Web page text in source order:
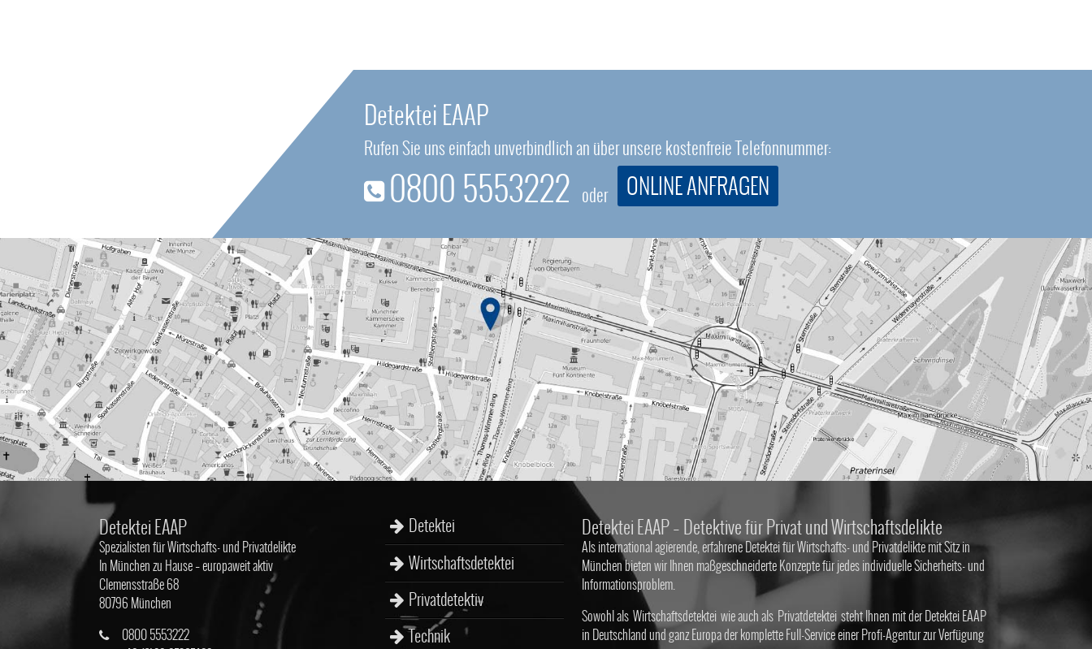
Detektei EAAP
Rufen Sie uns einfach unverbindlich an über unsere kostenfreie Telefonnummer:
0800 5553222 oder ONLINE ANFRAGEN
Detektei EAAP
Spezialisten für Wirtschafts- und Privatdelikte
In München zu Hause – europaweit aktiv
Clemensstraße 68
80796 München
0800 5553222
Detektei
Wirtschaftsdetektei
Privatdetektiv
Technik
Detektei EAAP – Detektive für Privat und Wirtschaftsdelikte
Als international agierende, erfahrene Detektei für Wirtschafts- und Privatdelikte mit Sitz in
München bieten wir Ihnen maßgeschneiderte Konzepte für jedes individuelle Sicherheits- und
Informationsproblem.
Sowohl als Wirtschaftsdetektei wie auch als Privatdetekteisteht Ihnen mit der Detektei EAAP
in Deutschland und ganz Europa der komplette Full-Service einer Profi-Agentur zur Verfügung